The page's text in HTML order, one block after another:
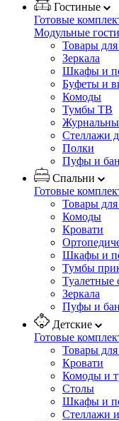
Гостиные
Готовые
Модульные
Товары
Зеркала
Шкафы и
Буфеты и
Комоды
Тумбы ТВ
Стеллажи
Полки
Пуфы и
Спальни
Готовые
Товары для
Комоды
Кровати
Шкафы и
Тумбы
Туалетные
Зеркала
Пуфы и
Детские
Готовые
Товары для
Кровати
Комоды и
Столы
Шкафы и
Стеллажи